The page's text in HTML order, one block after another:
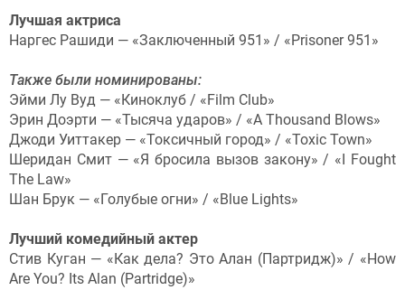
Лучшая актриса
Наргес Рашиди — «Заключенный 951» / «Prisoner 951»
Также были номинированы:
Эйми Лу Вуд — «Киноклуб / «Film Club»
Эрин Доэрти — «Тысяча ударов» / «A Thousand Blows»
Джоди Уиттакер — «Токсичный город» / «Toxic Town»
Шеридан Смит — «Я бросила вызов закону» / «I Fought
The Law»
Шан Брук — «Голубые огни» / «Blue Lights»
Лучший комедийный актер
Стив Куган — «Как дела? Это Алан (Партридж)» / «How
Are You? Its Alan (Partridge)»